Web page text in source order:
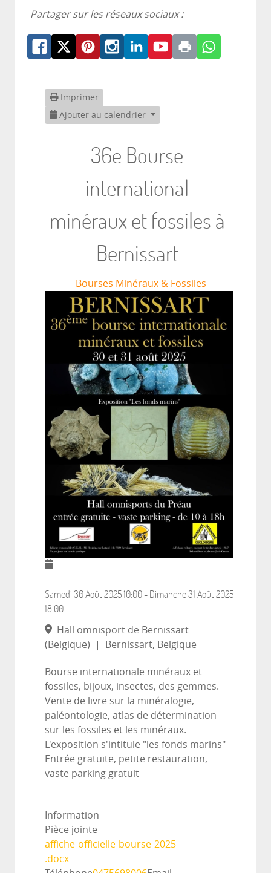
Partager sur les réseaux sociaux :
Imprimer
Ajouter au calendrier
36e Bourse
international
minéraux et fossiles à
Bernissart
Bourses Minéraux & Fossiles
Samedi 30 Août 202510:00 - Dimanche 31 Août 2025
18:00
Hall omnisport de Bernissart
(Belgique)
| Bernissart, Belgique
Bourse internationale minéraux et
fossiles, bijoux, insectes, des gemmes.
Vente de livre sur la minéralogie,
paléontologie, atlas de détermination
sur les fossiles et les minéraux.
L'exposition s'intitule "les fonds marins"
Entrée gratuite, petite restauration,
vaste parking gratuit
Information
Pièce jointe
affiche-officielle-bourse-2025
.docx